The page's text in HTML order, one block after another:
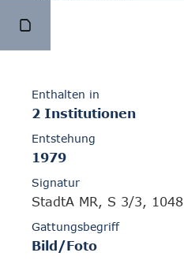
Enthalten in
2 Institutionen
Entstehung
1979
Signatur
StadtA MR, S 3/3, 1048
Gattungsbegriff
Bild/Foto